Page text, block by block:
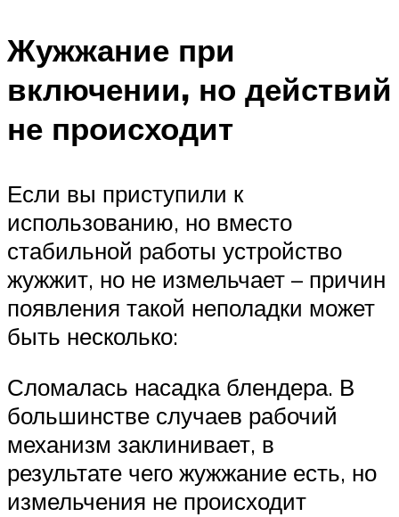
Жужжание при
включении, но действий
не происходит
Если вы приступили к
использованию, но вместо
стабильной работы устройство
жужжит, но не измельчает – причин
появления такой неполадки может
быть несколько:
Сломалась насадка блендера. В
большинстве случаев рабочий
механизм заклинивает, в
результате чего жужжание есть, но
измельчения не происходит